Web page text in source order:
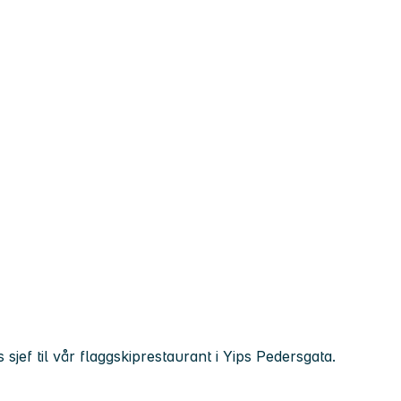
til vår flaggskiprestaurant i Yips Pedersgata.